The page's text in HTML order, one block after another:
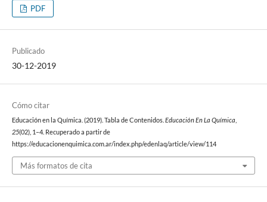
PDF
Publicado
30-12-2019
Cómo citar
Educación en la Química. (2019). Tabla de Contenidos. Educación En La Química
25(02), 1–4. Recuperado a partir de
https://educacionenquimica.com.ar/index.php/edenlaq/article/view/114
Más formatos de cita